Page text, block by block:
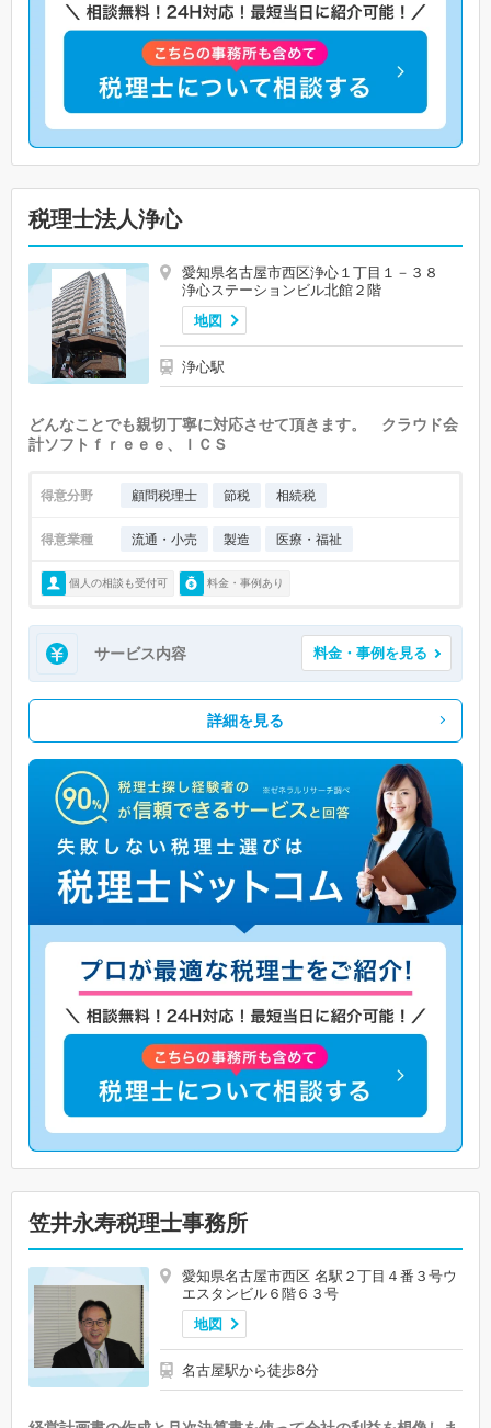
税理士法人浄心
愛知県名古屋市西区浄心１丁目１－３８
浄心ステーションビル北館２階
地図
浄心駅
どんなことでも親切丁寧に対応させて頂きます。 クラウド会
計ソフトｆｒｅｅｅ、ＩＣＳ
得意分野 顧問税理士 節税 相続税
得意業種 流通・小売 製造 医療・福祉
個人の相談も受付可 料金・事例あり
サービス内容 料金・事例を見る
詳細を見る
笠井永寿税理士事務所
愛知県名古屋市西区 名駅２丁目４番３号ウ
エスタンビル６階６３号
地図
名古屋駅から徒歩8分